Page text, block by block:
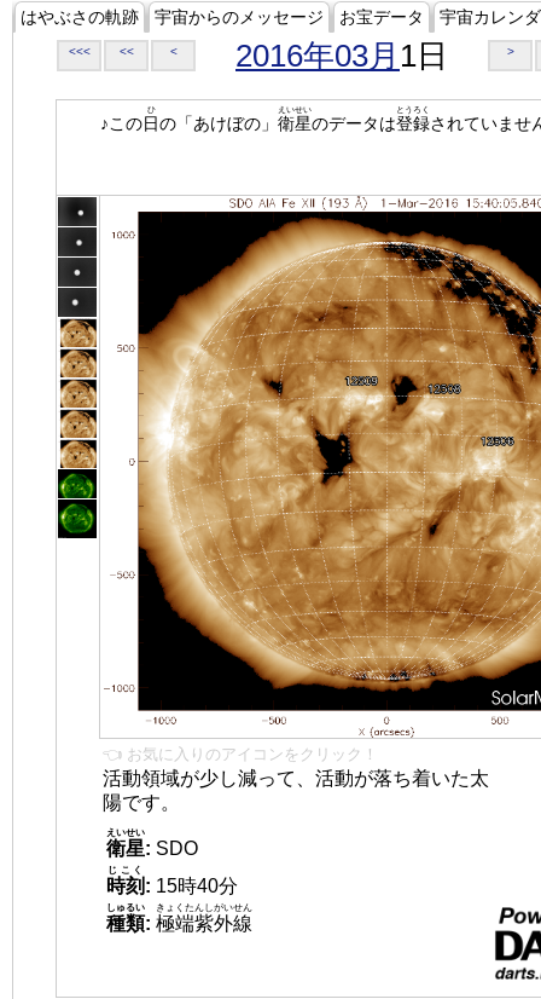
はやぶさの軌跡 宇宙からのメッセージ お宝データ 宇宙カレン
<<< << < 2016年03月 1日 >
♪この日
ひ
の「あけぼの」 衛星
えいせい
のデータは登録
とうろく
されていませ
👈 お気に入りのアイコンをクリック！
活動領域が少し減って、活動が落ち着いた太
陽です。
衛星
えいせい
: SDO
時刻
じこく
: 15時40分
種類
しゅるい
: 極端紫外線
きょくたんしがいせん